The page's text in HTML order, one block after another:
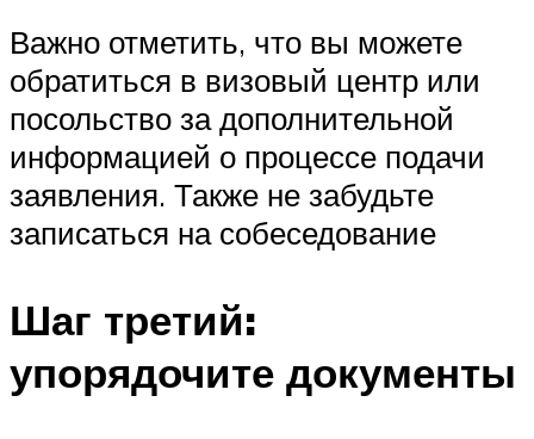
Важно отметить, что вы можете
обратиться в визовый центр или
посольство за дополнительной
информацией о процессе подачи
заявления. Также не забудьте
записаться на собеседование
Шаг третий:
упорядочите документы